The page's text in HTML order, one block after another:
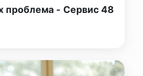
проблема - Сервис 48